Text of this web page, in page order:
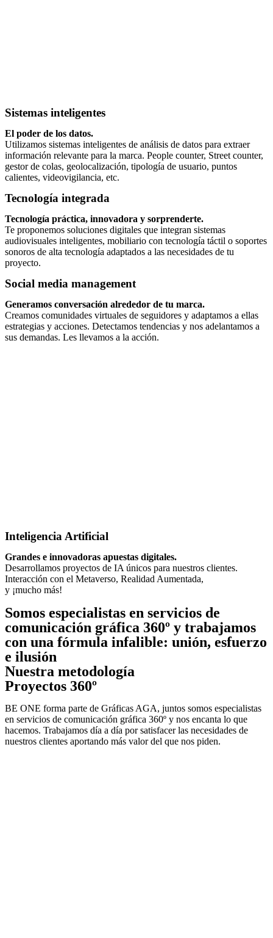
Sistemas inteligentes
El poder de los datos.
Utilizamos sistemas inteligentes de análisis de datos para extraer
información relevante para la marca. People counter, Street counter,
gestor de colas, geolocalización, tipología de usuario, puntos
calientes, videovigilancia, etc.
Tecnología integrada
Tecnología práctica, innovadora y sorprenderte.
Te proponemos soluciones digitales que integran sistemas
audiovisuales inteligentes, mobiliario con tecnología táctil o soportes
sonoros de alta tecnología adaptados a las necesidades de tu
proyecto.
Social media management
Generamos conversación alrededor de tu marca.
Creamos comunidades virtuales de seguidores y adaptamos a ellas
estrategias y acciones. Detectamos tendencias y nos adelantamos a
sus demandas. Les llevamos a la acción.
Inteligencia Artificial
Grandes e innovadoras apuestas digitales.
Desarrollamos proyectos de IA únicos para nuestros clientes.
Interacción con el Metaverso, Realidad Aumentada,
y ¡mucho más!
Somos especialistas en servicios de
comunicación gráfica 360º y trabajamos
con una fórmula infalible: unión, esfuerzo
e ilusión
Nuestra metodología
Proyectos 360º
BE ONE forma parte de Gráficas AGA, juntos somos especialistas
en servicios de comunicación gráfica 360º y nos encanta lo que
hacemos. Trabajamos día a día por satisfacer las necesidades de
nuestros clientes aportando más valor del que nos piden.